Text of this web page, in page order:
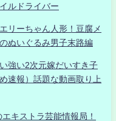
ルドライバー
リーちゃん人形！豆腐メ
ぬいぐるみ男子末路編
強い2次元嫁だいすき子
速報）話題な動画取り上
キストラ芸能情報局！